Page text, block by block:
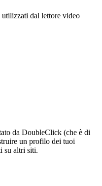
dal lettore video
da DoubleClick (che è di
un profilo dei tuoi
su altri siti.